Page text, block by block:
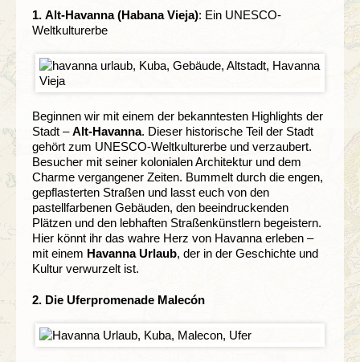
1. Alt-Havanna (Habana Vieja): Ein UNESCO-
Weltkulturerbe
Beginnen wir mit einem der bekanntesten Highlights der
Stadt –Alt-Havanna. Dieser historische Teil der Stadt
gehört zum UNESCO-Weltkulturerbe und verzaubert.
Besucher mit seiner kolonialen Architektur und dem
Charme vergangener Zeiten. Bummelt durch die engen,
gepflasterten Straßen und lasst euch von den
pastellfarbenen Gebäuden, den beeindruckenden
Plätzen und den lebhaften Straßenkünstlern begeistern.
Hier könnt ihr das wahre Herz von Havanna erleben –
mit einem Havanna Urlaub, der in der Geschichte und
Kultur verwurzelt ist.
2. Die Uferpromenade Malecón